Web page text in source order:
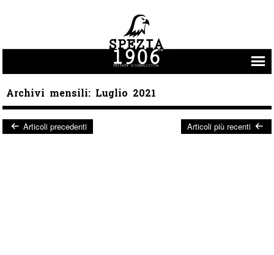
Archivi mensili: Luglio 2021
Articoli precedenti Articoli più recenti